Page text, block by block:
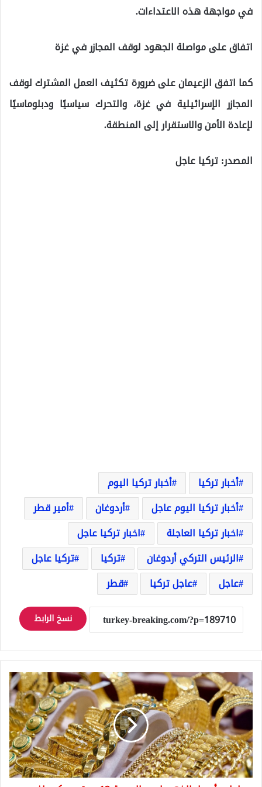
في مواجهة هذه الاعتداءات.
اتفاق على مواصلة الجهود لوقف المجازر في غزة
كما اتفق الزعيمان على ضرورة تكثيف العمل المشترك لوقف
المجازر الإسرائيلية في غزة، والتحرك سياسيًا ودبلوماسيًا
لإعادة الأمن والاستقرار إلى المنطقة.
المصدر: تركيا عاجل
أخبار تركيا
أخبار تركيا اليوم
أخبار تركيا اليوم عاجل
أردوغان
أمير قطر
اخبار تركيا العاجلة
اخبار تركيا عاجل
الرئيس التركي أردوغان
تركيا
تركيا عاجل
عاجل
عاجل تركيا قطر
نسخ الرابط
عاجل
:
أسعار
الذهب
ليوم
الجمعة
12
سبتمبر:
كم